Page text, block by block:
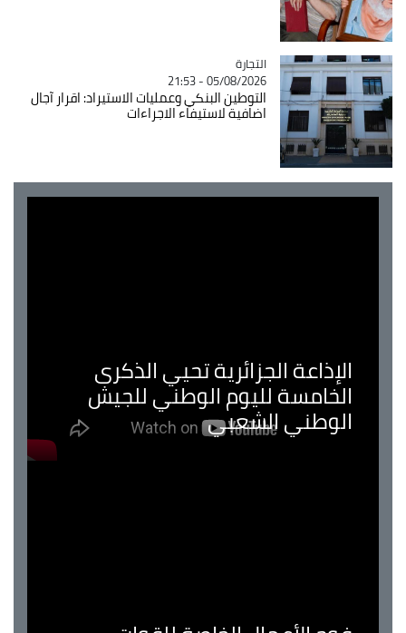
Catégorie
التجارة
05/08/2026 - 21:53
التوطين البنكي وعمليات الاستيراد: اقرار آجال
اضافية لاستيفاء الاجراءات
الإذاعة الجزائرية تحيي الذكرى
الخامسة لليوم الوطني للجيش
الوطني الشعبي